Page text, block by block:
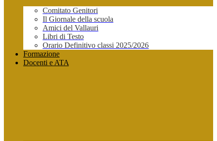
Comitato Genitori
Il Giornale della scuola
Amici del Vallauri
Libri di Testo
Orario Definitivo classi 2025/2026
Formazione
Docenti e ATA